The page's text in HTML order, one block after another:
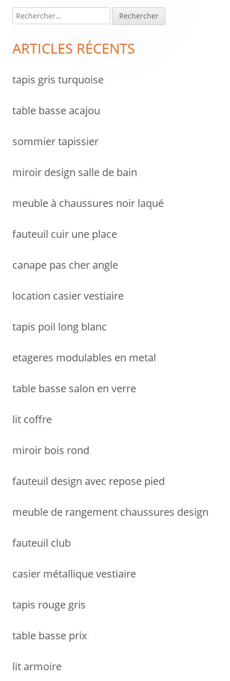
Colonne
latérale
e
h
r
e
ARTICLES RÉCENTS
tapis gris turquoise
table basse acajou
sommier tapissier
miroir design salle de bain
meuble à chaussures noir laqué
fauteuil cuir une place
canape pas cher angle
location casier vestiaire
tapis poil long blanc
etageres modulables en metal
table basse salon en verre
lit coffre
miroir bois rond
fauteuil design avec repose pied
meuble de rangement chaussures design
fauteuil club
casier métallique vestiaire
tapis rouge gris
table basse prix
lit armoire